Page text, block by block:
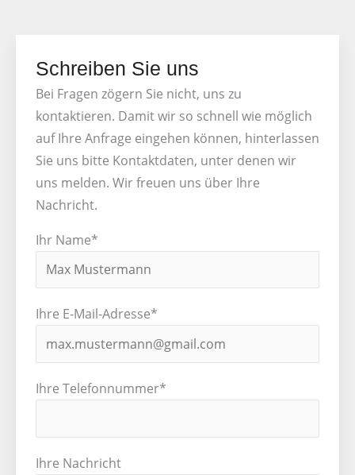
Schreiben Sie uns
Bei Fragen zögern Sie nicht, uns zu
kontaktieren. Damit wir so schnell wie möglich
auf Ihre Anfrage eingehen können, hinterlassen
Sie uns bitte Kontaktdaten, unter denen wir
uns melden. Wir freuen uns über Ihre
Nachricht.
Ihr Name*
Ihre E-Mail-Adresse*
Ihre Telefonnummer*
Ihre Nachricht